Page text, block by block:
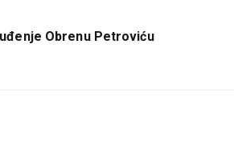
Obrenu Petroviću